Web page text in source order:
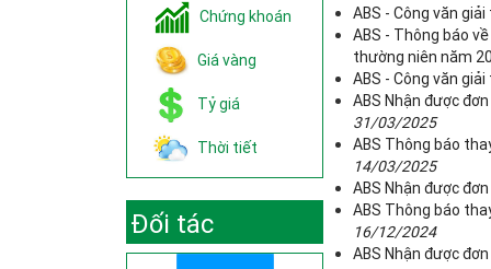
Chứng khoán
Giá vàng
Tỷ giá
Thời tiết
Đối tác
ABS - Công văn
ABS - Thông báo
thường niên năm
ABS - Công văn
ABS Nhận được
31/03/2025
ABS Thông báo
14/03/2025
ABS Nhận được
ABS Thông báo
16/12/2024
ABS Nhận được